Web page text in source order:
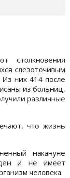
столкновения
слезоточивым
Из них 414 после
из больниц,
различные
что жизнь
накануне
и не имеет
человека.